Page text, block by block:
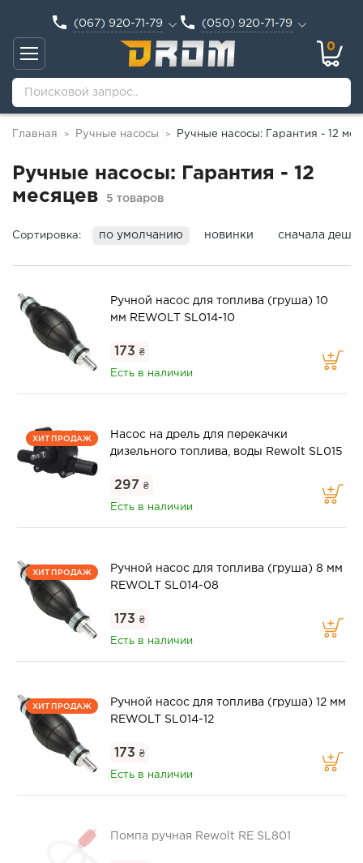
(067) 920-71-79 (050) 920-71-79
0
Главная > Ручные насосы > Ручные насосы: Гарантия - 12
Ручные насосы: Гарантия - 12
месяцев
5 товаров
Сортировка: по умолчанию новинки сначала
Ручной насос для топлива (груша) 10
мм REWOLT SL014-10
173 ₴
Есть в наличии
ХИТ ПРОДАЖ
Насос на дрель для перекачки
дизельного топлива, воды Rewolt SL015
297 ₴
Есть в наличии
ХИТ ПРОДАЖ
Ручной насос для топлива (груша) 8 мм
REWOLT SL014-08
173 ₴
Есть в наличии
ХИТ ПРОДАЖ
Ручной насос для топлива (груша) 12 мм
REWOLT SL014-12
173 ₴
Есть в наличии
Помпа ручная Rewolt RE SL801